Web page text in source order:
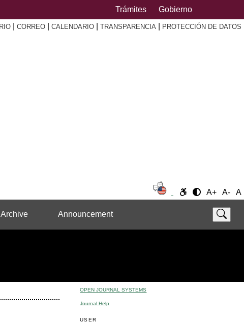
Trámites Gobierno
CORREO CALENDARIO TRANSPARENCIA PROTECCIÓN DE DATOS
A+ A- A
Archive Announcement
OPEN JOURNAL SYSTEMS
Journal Help
USER